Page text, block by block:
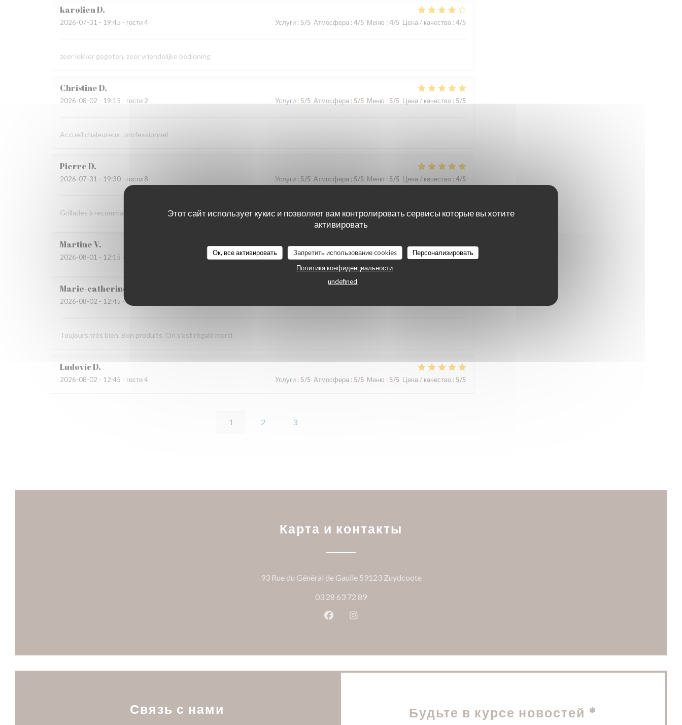
Этот сайт использует кукис и позволяет вам контролировать сервисы которые вы хотите
активировать
Ок, все активировать Запретить использование cookies
Персонализировать
Политика конфиденциальности
undefined
karolienD
2026-07-31 - 19:45 - гости 4 Услуги: 5/5 Атмосфера : 4/5 Меню : 4/5 Цена / качество: 4/5
zeer lekker gegeten, zeer vriendelijke bediening
ChristineD
2026-08-02 - 19:15 - гости 2 Услуги: 5/5 Атмосфера : 5/5 Меню : 5/5 Цена / качество: 5/5
Accueil chaleureux , professionnel
PierreD
2026-07-31 - 19:30 - гости 8 Услуги : 5/5 Атмосфера : 5/5 Меню : 5/5 Цена / качество: 4/5
Grillades à recommander
MartineV
2026-08-01 - 12:15 - гости 2 Услуги:5/5 Атмосфера:4/5 Меню:5/5 Цена / качество:5/5
Marie-catherine
2026-08-02 - 12:45 - гости 4
Toujours très bien. Bon produits. On s’est régalé merci.
LudovicD
2026-08-02 - 12:45 - гости 4 Услуги: 5/5 Атмосфера : 5/5 Меню : 5/5 Цена / качество: 5/5
1 2 3
Карта и контакты
93 Rue du Général de Gaulle 59123 Zuydcoote((открывается в новом окне))
03 28 63 72 89
Facebook ((открывается в новом окне))
Instagram ((открывается в новом окне))
Связь с нами Будьте в курсе новостей *